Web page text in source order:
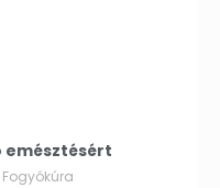
emésztésért
Fogyókúra